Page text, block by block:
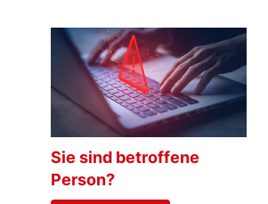
Sie sind betroffene
Person?